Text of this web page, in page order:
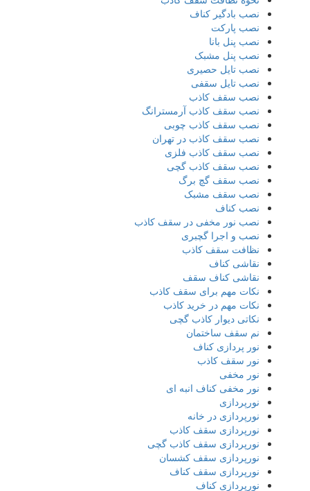
نصب بادگیر کناف
نصب پارکت
نصب پنل بانا
نصب پنل مشبک
نصب تایل حصیری
نصب تایل سقفی
نصب سقف کاذب
نصب سقف کاذب آرمسترانگ
نصب سقف کاذب چوبی
نصب سقف کاذب در تهران
نصب سقف کاذب فلزی
نصب سقف کاذب گچی
نصب سقف گچ برگ
نصب سقف مشبک
نصب کناف
نصب نور مخفی در سقف کاذب
نصب و اجرا گچبری
نظافت سقف کاذب
نقاشی کناف
نقاشی کناف سقف
نکات مهم برای سقف کاذب
نکات مهم در خرید کاذب
نکاتی دیوار کاذب گچی
نم سقف ساختمان
نور پردازی کناف
نور سقف کاذب
نور مخفی
نور مخفی کناف انبه ای
نورپردازی
نورپردازی در خانه
نورپردازی سقف کاذب
نورپردازی سقف کاذب گچی
نورپردازی سقف کشسان
نورپردازی سقف کناف
نورپردازی کناف